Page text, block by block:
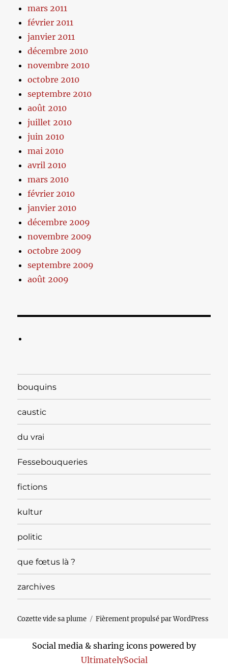
mars 2011
février 2011
janvier 2011
décembre 2010
novembre 2010
octobre 2010
septembre 2010
août 2010
juillet 2010
juin 2010
mai 2010
avril 2010
mars 2010
février 2010
janvier 2010
décembre 2009
novembre 2009
octobre 2009
septembre 2009
août 2009
bouquins
caustic
du vrai
Fessebouqueries
fictions
kultur
politic
que fœtus là ?
zarchives
Cozette vide sa plume Fièrement propulsé par WordPress
Social media & sharing icons powered by
UltimatelySocial